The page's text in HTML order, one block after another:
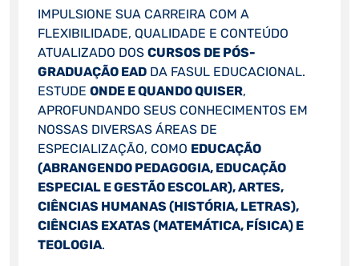
IMPULSIONE SUA CARREIRA COM A
FLEXIBILIDADE, QUALIDADE E CONTEÚDO
ATUALIZADO DOS CURSOS DE PÓS-
GRADUAÇÃO EADDA FASUL EDUCACIONAL.
ESTUDE ONDE E QUANDO QUISER,
APROFUNDANDO SEUS CONHECIMENTOS EM
NOSSAS DIVERSAS ÁREAS DE
ESPECIALIZAÇÃO, COMO EDUCAÇÃO
(ABRANGENDO PEDAGOGIA, EDUCAÇÃO
ESPECIAL E GESTÃO ESCOLAR), ARTES,
CIÊNCIAS HUMANAS (HISTÓRIA, LETRAS),
CIÊNCIAS EXATAS (MATEMÁTICA, FÍSICA) E
TEOLOGIA.